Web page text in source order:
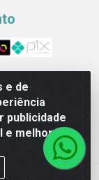
e de
publicidade
e melhorar a
S/N,
29161-414 -